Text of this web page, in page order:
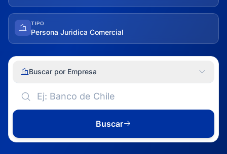
TIPO
Persona Juridica Comercial
Buscar por Empresa
Buscar